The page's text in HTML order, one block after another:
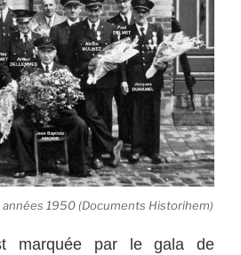
1950 (Documents Historihem)
marquée par le gala de